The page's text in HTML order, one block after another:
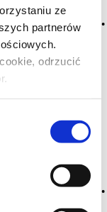
ze
partnerów
odrzucić
lat?
się
węglowej
odrobinę …